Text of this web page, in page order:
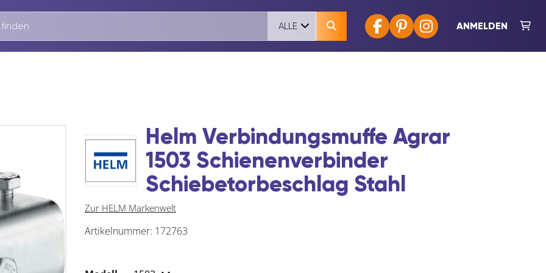
ANMELDEN
ALLE
Helm Verbindungsmuffe Agrar
1503 Schienenverbinder
Schiebetorbeschlag Stahl
Zur HELM Markenwelt
Artikelnummer: 172763